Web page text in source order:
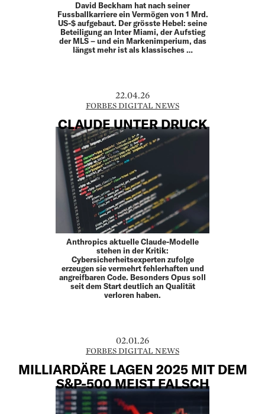
David Beckham hat nach seiner
Fussballkarriere ein Vermögen von 1 Mrd.
US-$ aufgebaut. Der grösste Hebel: seine
Beteiligung an Inter Miami, der Aufstieg
der MLS – und ein Markenimperium, das
längst mehr ist als klassisches …
22.04.26
FORBES DIGITAL NEWS
CLAUDE UNTER DRUCK
Anthropics aktuelle Claude-Modelle
stehen in der Kritik:
Cybersicherheitsexperten zufolge
erzeugen sie vermehrt fehlerhaften und
angreifbaren Code. Besonders Opus soll
seit dem Start deutlich an Qualität
verloren haben.
02.01.26
FORBES DIGITAL NEWS
MILLIARDÄRE LAGEN 2025 MIT DEM
S&P-500 MEIST FALSCH